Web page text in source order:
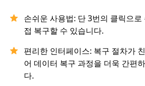
손쉬운 사용법: 단 3번의 클릭으로
접 복구할 수 있습니다.
편리한 인터페이스: 복구 절차가
어 데이터 복구 과정을 더욱 간편
다.